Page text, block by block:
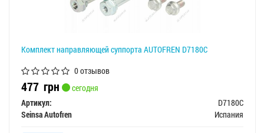
Комплект направляющей суппорта AUTOFREN D7180C
0 отзывов
477 грн
сегодня
Артикул:
D7180C
Seinsa Autofren
Испания